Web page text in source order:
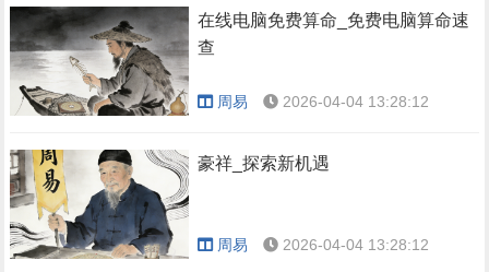
在线电脑免费算命_免费电脑算命速
查
周易 2026-04-04 13:28:12
豪祥_探索新机遇
周易 2026-04-04 13:28:12